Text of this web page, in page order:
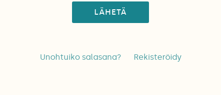
LÄHETÄ
Unohtuiko salasana? Rekisteröidy